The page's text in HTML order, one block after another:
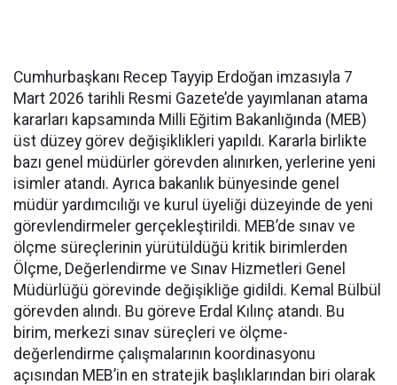
Cumhurbaşkanı Recep Tayyip Erdoğan imzasıyla 7
Mart 2026 tarihli Resmi Gazete’de yayımlanan atama
kararları kapsamında Milli Eğitim Bakanlığında (MEB)
üst düzey görev değişiklikleri yapıldı. Kararla birlikte
bazı genel müdürler görevden alınırken, yerlerine yeni
isimler atandı. Ayrıca bakanlık bünyesinde genel
müdür yardımcılığı ve kurul üyeliği düzeyinde de yeni
görevlendirmeler gerçekleştirildi. MEB’de sınav ve
ölçme süreçlerinin yürütüldüğü kritik birimlerden
Ölçme, Değerlendirme ve Sınav Hizmetleri Genel
Müdürlüğü görevinde değişikliğe gidildi. Kemal Bülbül
görevden alındı. Bu göreve Erdal Kılınç atandı. Bu
birim, merkezi sınav süreçleri ve ölçme-
değerlendirme çalışmalarının koordinasyonu
açısından MEB’in en stratejik başlıklarından biri olarak